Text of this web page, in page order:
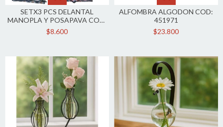
SETX3 PCS DELANTAL
MANOPLA Y POSAPAVA COD:
4946733E
$8.600
ALFOMBRA ALGODON COD:
451971
$23.800